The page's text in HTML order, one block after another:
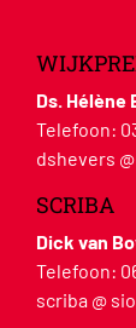
Ds. Hélène
Telefoon:
dshevers
SCRIBA
Dick van
Telefoon:
scriba @